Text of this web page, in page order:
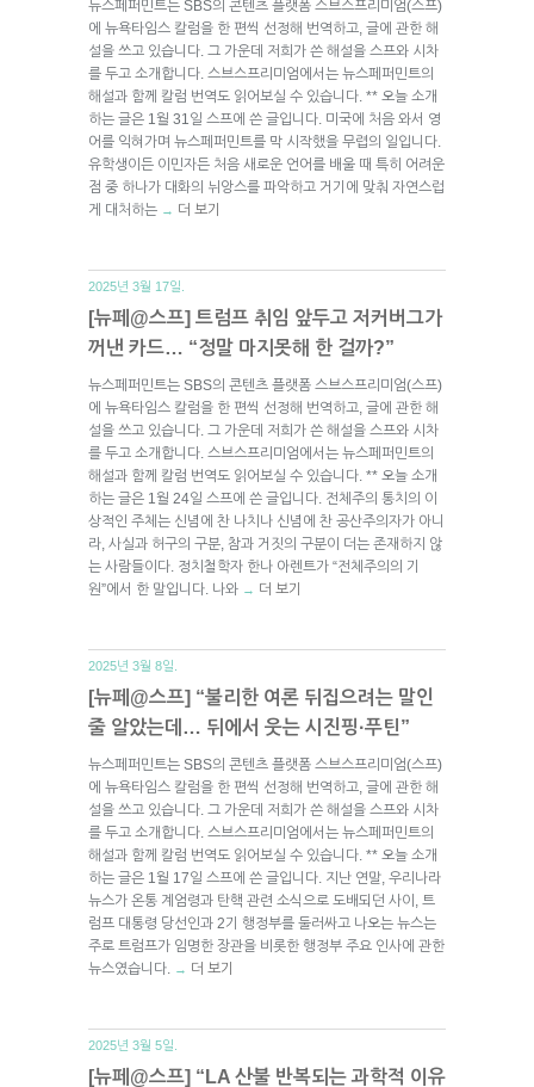
뉴스페퍼민트는 SBS의 콘텐츠 플랫폼 스브스프리미엄(스프)
에 뉴욕타임스 칼럼을 한 편씩 선정해 번역하고, 글에 관한 해
설을 쓰고 있습니다. 그 가운데 저희가 쓴 해설을 스프와 시차
를 두고 소개합니다. 스브스프리미엄에서는 뉴스페퍼민트의
해설과 함께 칼럼 번역도 읽어보실 수 있습니다. ** 오늘 소개
하는 글은 1월 31일 스프에 쓴 글입니다. 미국에 처음 와서 영
어를 익혀가며 뉴스페퍼민트를 막 시작했을 무렵의 일입니다.
유학생이든 이민자든 처음 새로운 언어를 배울 때 특히 어려운
점 중 하나가 대화의 뉘앙스를 파악하고 거기에 맞춰 자연스럽
게 대처하는 → 더 보기
2025년 3월 17일.
[뉴페@스프] 트럼프 취임 앞두고 저커버그가
꺼낸 카드… “정말 마지못해 한 걸까?”
뉴스페퍼민트는 SBS의 콘텐츠 플랫폼 스브스프리미엄(스프)
에 뉴욕타임스 칼럼을 한 편씩 선정해 번역하고, 글에 관한 해
설을 쓰고 있습니다. 그 가운데 저희가 쓴 해설을 스프와 시차
를 두고 소개합니다. 스브스프리미엄에서는 뉴스페퍼민트의
해설과 함께 칼럼 번역도 읽어보실 수 있습니다. ** 오늘 소개
하는 글은 1월 24일 스프에 쓴 글입니다. 전체주의 통치의 이
상적인 주체는 신념에 찬 나치나 신념에 찬 공산주의자가 아니
라, 사실과 허구의 구분, 참과 거짓의 구분이 더는 존재하지 않
는 사람들이다. 정치철학자 한나 아렌트가 “전체주의의 기
원”에서 한 말입니다. 나와 → 더 보기
2025년 3월 8일.
[뉴페@스프] “불리한 여론 뒤집으려는 말인
줄 알았는데… 뒤에서 웃는 시진핑·푸틴”
뉴스페퍼민트는 SBS의 콘텐츠 플랫폼 스브스프리미엄(스프)
에 뉴욕타임스 칼럼을 한 편씩 선정해 번역하고, 글에 관한 해
설을 쓰고 있습니다. 그 가운데 저희가 쓴 해설을 스프와 시차
를 두고 소개합니다. 스브스프리미엄에서는 뉴스페퍼민트의
해설과 함께 칼럼 번역도 읽어보실 수 있습니다. ** 오늘 소개
하는 글은 1월 17일 스프에 쓴 글입니다. 지난 연말, 우리나라
뉴스가 온통 계엄령과 탄핵 관련 소식으로 도배되던 사이, 트
럼프 대통령 당선인과 2기 행정부를 둘러싸고 나오는 뉴스는
주로 트럼프가 임명한 장관을 비롯한 행정부 주요 인사에 관한
뉴스였습니다.
→ 더 보기
2025년 3월 5일.
[뉴페@스프] “LA 산불 반복되는 과학적 이유